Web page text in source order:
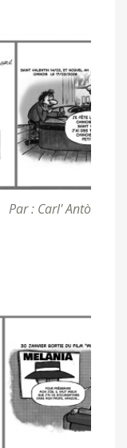
Par : Carl' Antò